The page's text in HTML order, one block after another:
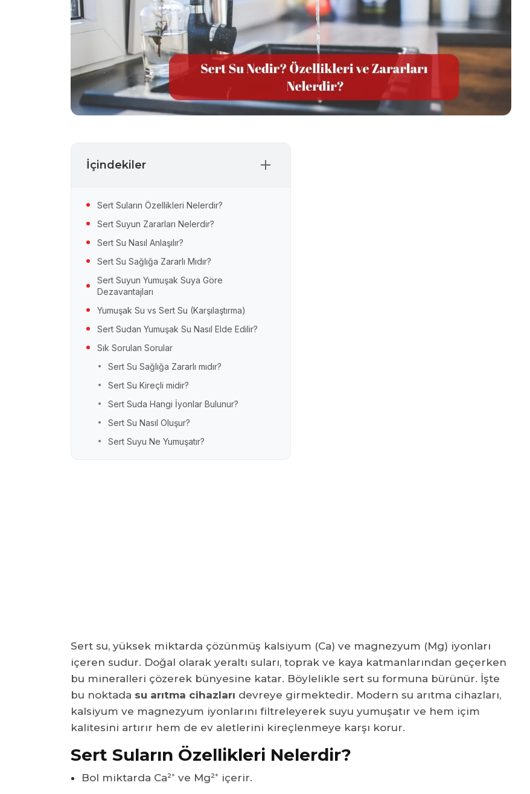
İçindekiler
Sert Suların Özellikleri Nelerdir?
Sert Suyun Zararları Nelerdir?
Sert Su Nasıl Anlaşılır?
Sert Su Sağlığa Zararlı Mıdır?
Sert Suyun Yumuşak Suya Göre
Dezavantajları
Yumuşak Su vs Sert Su (Karşılaştırma)
Sert Sudan Yumuşak Su Nasıl Elde Edilir?
Sık Sorulan Sorular
Sert Su Sağlığa Zararlı mıdır?
Sert Su Kireçli midir?
Sert Suda Hangi İyonlar Bulunur?
Sert Su Nasıl Oluşur?
Sert Suyu Ne Yumuşatır?
Sert su, yüksek miktarda çözünmüş kalsiyum (Ca) ve magnezyum (Mg) iyonları
içeren sudur. Doğal olarak yeraltı suları, toprak ve kaya katmanlarından geçerken
bu mineralleri çözerek bünyesine katar. Böylelikle sert su formuna bürünür. İşte
bu noktada su arıtma cihazları devreye girmektedir. Modern su arıtma cihazları,
kalsiyum ve magnezyum iyonlarını filtreleyerek suyu yumuşatır ve hem içim
kalitesini artırır hem de ev aletlerini kireçlenmeye karşı korur.
Sert Suların Özellikleri Nelerdir?
Bol miktarda Ca²⁺ ve Mg²⁺ içerir.